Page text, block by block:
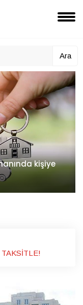
Ara
TAKSİTLE!